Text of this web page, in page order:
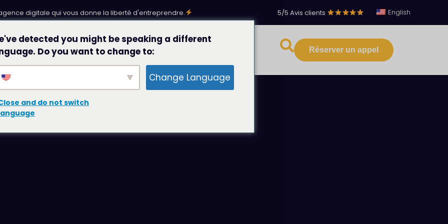
digitale qui vous donne la liberté d'entreprendre. 5/5 Avis clients English
Engine Optimization
Les accompagnements Les réalisations
Les ressources
Réserver un appel
detected you might be speaking a different
Do you want to change to:
Change Language
and do not switch